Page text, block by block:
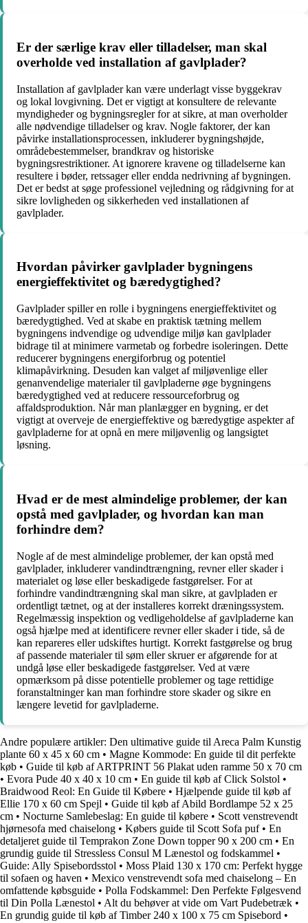
Er der særlige krav eller tilladelser, man skal
overholde ved installation af gavlplader?
Installation af gavlplader kan være underlagt visse byggekrav
og lokal lovgivning. Det er vigtigt at konsultere de relevante
myndigheder og bygningsregler for at sikre, at man overholder
alle nødvendige tilladelser og krav. Nogle faktorer, der kan
påvirke installationsprocessen, inkluderer bygningshøjde,
områdebestemmelser, brandkrav og historiske
bygningsrestriktioner. At ignorere kravene og tilladelserne kan
resultere i bøder, retssager eller endda nedrivning af bygningen.
Det er bedst at søge professionel vejledning og rådgivning for at
sikre lovligheden og sikkerheden ved installationen af
gavlplader.
Hvordan påvirker gavlplader bygningens
energieffektivitet og bæredygtighed?
Gavlplader spiller en rolle i bygningens energieffektivitet og
bæredygtighed. Ved at skabe en praktisk tætning mellem
bygningens indvendige og udvendige miljø kan gavlplader
bidrage til at minimere varmetab og forbedre isoleringen. Dette
reducerer bygningens energiforbrug og potentiel
klimapåvirkning. Desuden kan valget af miljøvenlige eller
genanvendelige materialer til gavlpladerne øge bygningens
bæredygtighed ved at reducere ressourceforbrug og
affaldsproduktion. Når man planlægger en bygning, er det
vigtigt at overveje de energieffektive og bæredygtige aspekter af
gavlpladerne for at opnå en mere miljøvenlig og langsigtet
løsning.
Hvad er de mest almindelige problemer, der kan
opstå med gavlplader, og hvordan kan man
forhindre dem?
Nogle af de mest almindelige problemer, der kan opstå med
gavlplader, inkluderer vandindtrængning, revner eller skader i
materialet og løse eller beskadigede fastgørelser. For at
forhindre vandindtrængning skal man sikre, at gavlpladen er
ordentligt tætnet, og at der installeres korrekt dræningssystem.
Regelmæssig inspektion og vedligeholdelse af gavlpladerne kan
også hjælpe med at identificere revner eller skader i tide, så de
kan repareres eller udskiftes hurtigt. Korrekt fastgørelse og brug
af passende materialer til søm eller skruer er afgørende for at
undgå løse eller beskadigede fastgørelser. Ved at være
opmærksom på disse potentielle problemer og tage rettidige
foranstaltninger kan man forhindre store skader og sikre en
længere levetid for gavlpladerne.
Andre populære artikler: Den ultimative guide til Areca Palm Kunstig
plante 60 x 45 x 60 cm • Magne Kommode: En guide til dit perfekte
køb • Guide til køb af ARTPRINT 56 Plakat uden ramme 50 x 70 cm
• Evora Pude 40 x 40 x 10 cm • En guide til køb af Click Solstol •
Braidwood Reol: En Guide til Købere • Hjælpende guide til køb af
Ellie 170 x 60 cm Spejl • Guide til køb af Abild Bordlampe 52 x 25
cm • Nocturne Samlebeslag: En guide til købere • Scott venstrevendt
hjørnesofa med chaiselong • Købers guide til Scott Sofa puf• En
detaljeret guide til Temprakon Zone Down topper 90 x 200 cm • En
grundig guide til Stressless Consul M Lænestol og fodskammel •
Guide: Ally Spisebordsstol • Moss Plaid 130 x 170 cm: Perfekt hygge
til sofaen og haven • Mexico venstrevendt sofa med chaiselong – En
omfattende købsguide • Polla Fodskammel: Den Perfekte Følgesvend
til Din Polla Lænestol • Alt du behøver at vide om Vart Pudebetræk •
En grundig guide til køb af Timber 240 x 100 x 75 cm Spisebord •